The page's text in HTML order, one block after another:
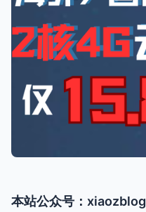
本站公众号：xiaozblog